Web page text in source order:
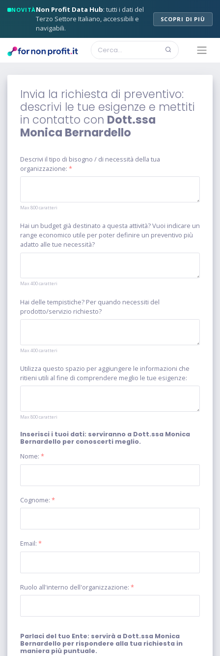
NOVITÀNon Profit Data Hub: tutti i dati del
Terzo Settore Italiano, accessibili e
navigabili.
SCOPRI DI PIÙ
Invia la richiesta di preventivo:
descrivi le tue esigenze e mettiti
in contatto con Dott.ssa
Monica Bernardello
Descrivi il tipo di bisogno / di necessità della tua
organizzazione: *
Max 800 caratteri
Hai un budget già destinato a questa attività? Vuoi indicare un
range economico utile per poter definire un preventivo più
adatto alle tue necessità?
Max 400 caratteri
Hai delle tempistiche? Per quando necessiti del
prodotto/servizio richiesto?
Max 400 caratteri
Utilizza questo spazio per aggiungere le informazioni che
ritieni utili al fine di comprendere meglio le tue esigenze:
Max 800 caratteri
Inserisci i tuoi dati: serviranno a Dott.ssa Monica
Bernardello per conoscerti meglio.
Nome: *
Cognome: *
Email: *
Ruolo all'interno dell'organizzazione: *
Parlaci del tuo Ente: servirà a Dott.ssa Monica
Bernardello per rispondere alla tua richiesta in
maniera più puntuale.